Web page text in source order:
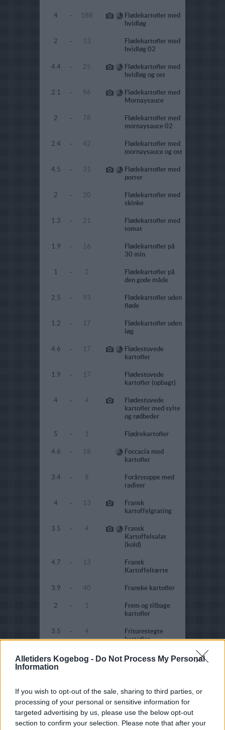
Alletiders Kogebog - Do Not Process My Personal
Information
If you wish to opt-out of the sale, sharing to third parties, or
processing of your personal or sensitive information for
targeted advertising by us, please use the below opt-out
section to confirm your selection. Please note that after your
4 - 188
Flødekartofler med
hvidløg
2 - 13
Flødekartofler med
hvidløg 02
4.4 - 25
Flødekartofler med
hvidløg og ost
2.1 - 96
Flødekartofler med
Mornaysauce
2 - 78
Flødekartofler med
mornaysauce 02
2.4 - 42
Flødekartofler med
mornaysauce og ost
4.5 - 31
Flødekartofler med
porrer
2 - 20
Flødekartofler med
skinke
1.3 - 21
Flødekartofler med
tomat
1.9 - 16
Flødekartofler på
30 min
1 - 2
Flødekartofler på
den gode måde
2.5 - 93
Flødekartofler uden
fløde
1.2 - 17
Flødekartofler uden
løg
4.6 - 17
Flødestuvede
kartofler
1.9 - 17
Flødestuvede
kartofler (opbagt)
4 - 4
Flødestuvede
kartofler med sylte
og rødbeder
5 - 1 Flødrekartofler
4.6 - 18
Foccacia med
kartofler
3.4 - 8
Forårssuppe med
radiser
4 - 13
Fransk
kartoffelgrating
3.5 - 4
Fransk
Kartoffelsalat
(kold)
4.7 - 13
Fransk
Kartoffeltærte
3.9 - 40 Franske kartofler
2 - 1
Frem og tilbage
kartofler
3.5 - 4
Friturestegte
kartofler
2.4 - 5
Frosne pommes
frites i airfryer
3.4 - 5
Fru Ramskovs
Kartoffelsalat
3.6 - 8 Fyldig